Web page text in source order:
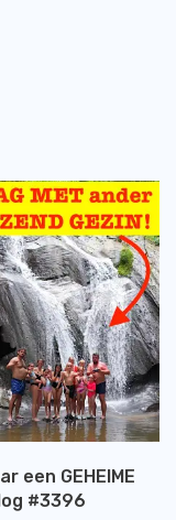
een GEHEIME
#3396